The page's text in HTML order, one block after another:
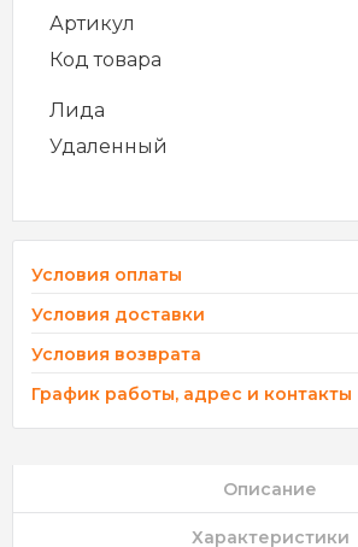
Артикул
Код товара
Лида
Удаленный
Условия оплаты
Условия доставки
Условия возврата
График работы, адрес и контакты
Описание
Характеристики